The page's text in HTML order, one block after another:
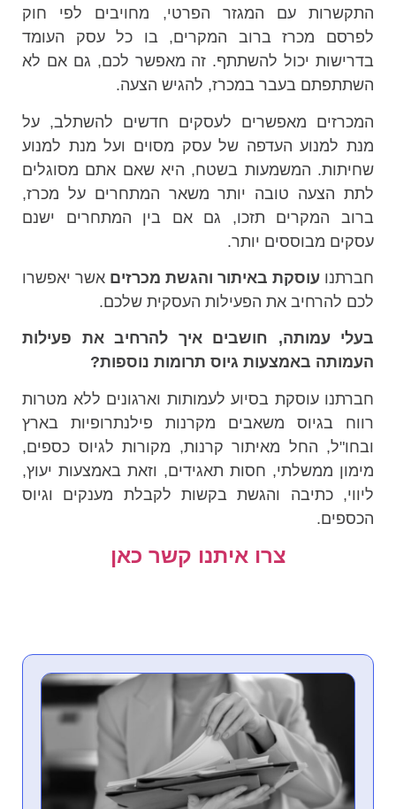
התקשרות עם המגזר הפרטי, מחויבים לפי חוק
לפרסם מכרז ברוב המקרים, בו כל עסק העומד
בדרישות יכול להשתתף. זה מאפשר לכם, גם אם לא
השתתפתם בעבר במכרז, להגיש הצעה.
המכרזים מאפשרים לעסקים חדשים להשתלב, על
מנת למנוע העדפה של עסק מסוים ועל מנת למנוע
שחיתות. המשמעות בשטח, היא שאם אתם מסוגלים
לתת הצעה טובה יותר משאר המתחרים על מכרז,
ברוב המקרים תזכו, גם אם בין המתחרים ישנם
עסקים מבוססים יותר.
חברתנו עוסקת באיתור והגשת מכרזים אשר יאפשרו
לכם להרחיב את הפעילות העסקית שלכם.
בעלי עמותה, חושבים איך להרחיב את פעילות
העמותה באמצעות גיוס תרומות נוספות?
חברתנו עוסקת בסיוע לעמותות וארגונים ללא מטרות
רווח בגיוס משאבים מקרנות פילנתרופיות בארץ
ובחו"ל, החל מאיתור קרנות, מקורות לגיוס כספים,
מימון ממשלתי, חסות תאגידים, וזאת באמצעות יעוץ,
ליווי, כתיבה והגשת בקשות לקבלת מענקים וגיוס
הכספים.
צרו איתנו קשר כאן